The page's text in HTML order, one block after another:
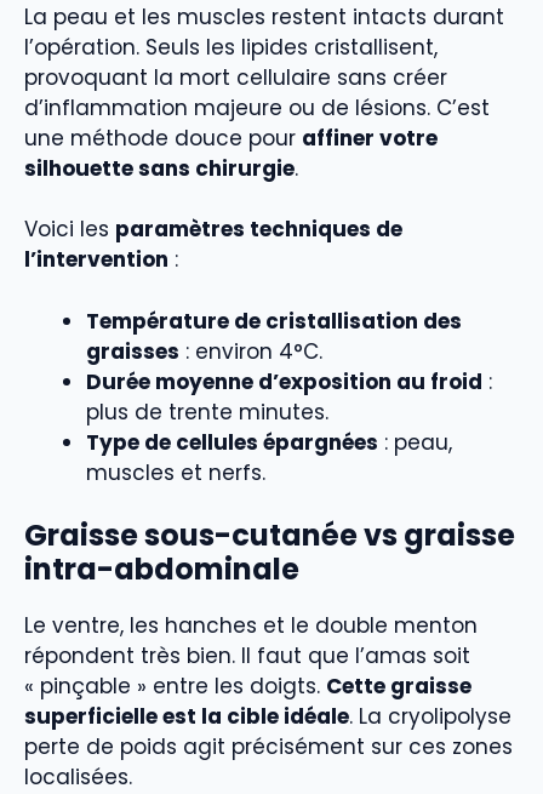
La peau et les muscles restent intacts durant
l’opération. Seuls les lipides cristallisent,
provoquant la mort cellulaire sans créer
d’inflammation majeure ou de lésions. C’est
une méthode douce pour affiner votre
silhouette sans chirurgie.
Voici les paramètres techniques de
l’intervention :
Température de cristallisation des
graisses : environ 4°C.
Durée moyenne d’exposition au froid :
plus de trente minutes.
Type de cellules épargnées : peau,
muscles et nerfs.
Graisse sous-cutanée vs graisse
intra-abdominale
Le ventre, les hanches et le double menton
répondent très bien. Il faut que l’amas soit
« pinçable » entre les doigts. Cette graisse
superficielle est la cible idéale. La cryolipolyse
perte de poids agit précisément sur ces zones
localisées.